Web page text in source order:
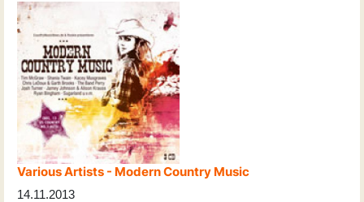
Various Artists - Modern Country Music
14.11.2013